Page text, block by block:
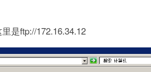
是ftp://172.16.34.12